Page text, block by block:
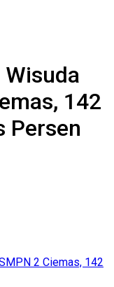
142
Persen